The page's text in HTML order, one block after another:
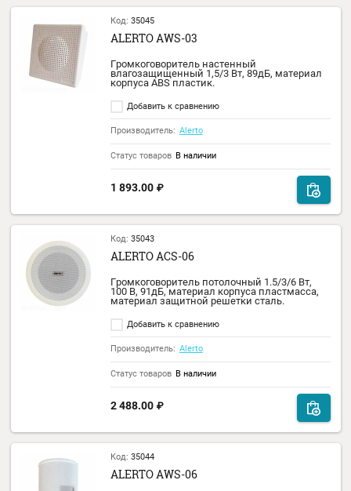
Производитель: Alerto
Статус товаров В наличии
1 893.00₽
Код:35045
ALERTO AWS-03
влагозащищенный 1,5/3 Вт, 89дБ,
корпуса АВS пластик.
Производитель:
Код:35043
ALERTO ACS-06
Громкоговоритель потолочный 1.5/3/6 Вт,
100 В, 91дБ, материал корпуса
материал защитной решетки сталь.